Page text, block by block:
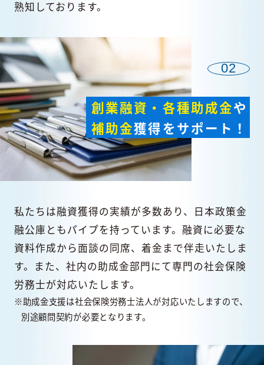
熟知しております。
02
創業融資・各種助成金や
補助金獲得をサポート！
私たちは融資獲得の実績が多数あり、日本政策金
融公庫ともパイプを持っています。融資に必要な
資料作成から面談の同席、着金まで伴走いたしま
す。また、社内の助成金部門にて専門の社会保険
労務士が対応いたします。
※助成金支援は社会保険労務士法人が対応いたしますので、
別途顧問契約が必要となります。